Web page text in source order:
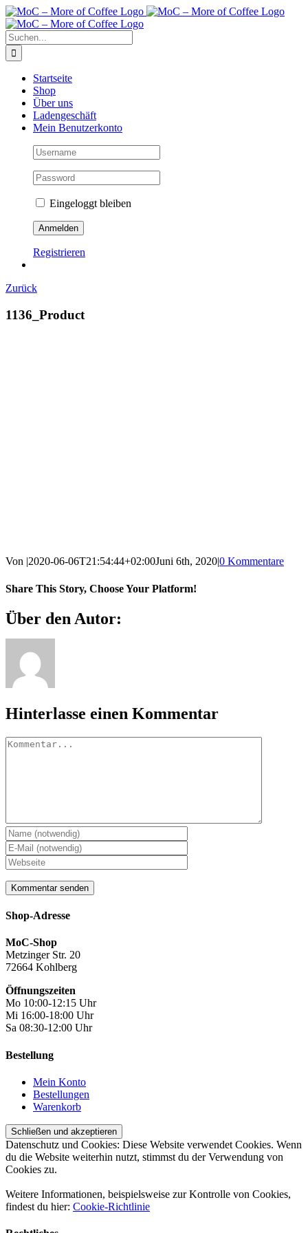
Zum
Inhalt
springen
Suche
nach:
Startseite
Shop
Über uns
Ladengeschäft
Mein Benutzerkonto
Eingeloggt bleiben
Registrieren
Zurück
1136_Product
Von |2020-06-06T21:54:44+02:00Juni 6th, 2020|0 Kommentare
Share This Story, Choose Your Platform!
Facebook
X
Reddit
LinkedIn
WhatsApp
Tumblr
Pinterest
Vk
E-
Mail
Über den Autor:
Hinterlasse einen Kommentar
Kommentar
Shop-Adresse
MoC-Shop
Metzinger Str. 20
72664 Kohlberg
Öffnungszeiten
Mo 10:00-12:15 Uhr
Mi 16:00-18:00 Uhr
Sa 08:30-12:00 Uhr
Bestellung
Mein Konto
Bestellungen
Warenkorb
Datenschutz und Cookies: Diese Website verwendet Cookies. Wenn
du die Website weiterhin nutzt, stimmst du der Verwendung von
Cookies zu.
Weitere Informationen, beispielsweise zur Kontrolle von Cookies,
findest du hier: Cookie-Richtlinie